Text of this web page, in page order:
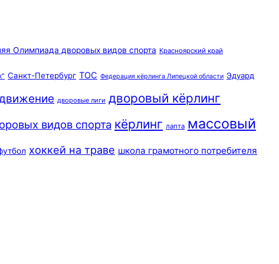
Олимпиада дворовых видов спорта Красноярский край
Санкт-Петербург ТОС Федерация кёрлинга Липецкой области Эдуард
дворовые лиги дворовый кёрлинг
видов спорта кёрлинг лапта массовый
хоккей на траве школа грамотного потребителя